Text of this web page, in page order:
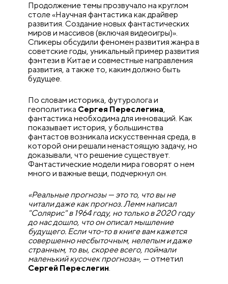
Продолжение темы прозвучало на круглом
столе «Научная фантастика как драйвер
развития. Создание новых фантастических
миров и массивов (включая видеоигры)».
Спикеры обсудили феномен развития жанра в
советские годы, уникальный пример развития
фэнтези в Китае и совместные направления
развития, а также то, каким должно быть
будущее.
По словам историка, футуролога и
геополитика Сергея Переслегина,
фантастика необходима для инноваций. Как
показывает история, у большинства
фантастов возникала искусственная среда, в
которой они решали ненастоящую задачу, но
доказывали, что решение существует.
Фантастические модели мира говорят о нем
много и важные вещи, подчеркнул он.
«Реальные прогнозы — это то, что вы не
читали даже как прогноз. Лемм написал
"Солярис" в 1964 году, но только в 2020 году
до нас дошло, что он описал мышление
будущего. Если что-то в книге вам кажется
совершенно несбыточным, нелепым и даже
странным, то вы, скорее всего, поймали
маленький кусочек прогноза», — отметил
Сергей Переслегин.